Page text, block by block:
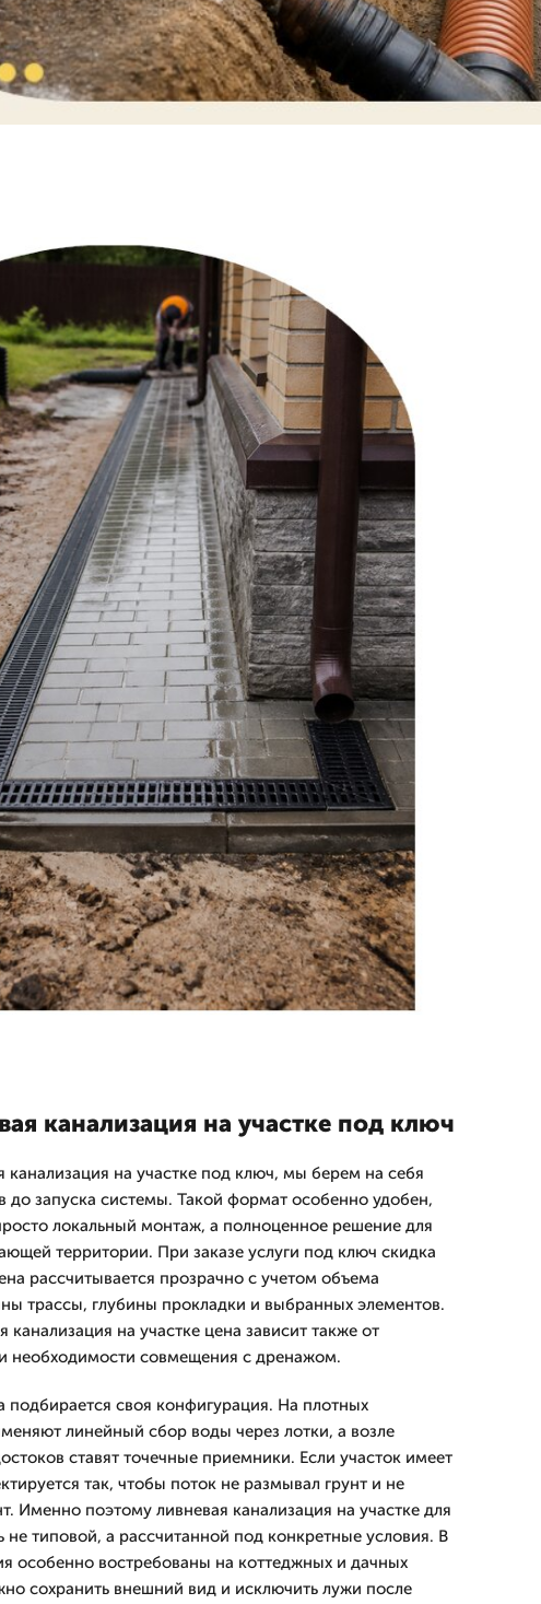
канализация на участке под ключ
канализация на участке под ключ, мы берем на себя
до запуска системы. Такой формат особенно удобен,
локальный монтаж, а полноценное решение для
территории. При заказе услуги под ключ скидка
рассчитывается прозрачно с учетом объема
трассы, глубины прокладки и выбранных элементов.
канализация на участке цена зависит также от
необходимости совмещения с дренажом.
подбирается своя конфигурация. На плотных
линейный сбор воды через лотки, а возле
ставят точечные приемники. Если участок имеет
так, чтобы поток не размывал грунт и не
Именно поэтому ливневая канализация на участке для
не типовой, а рассчитанной под конкретные условия. В
особенно востребованы на коттеджных и дачных
сохранить внешний вид и исключить лужи после